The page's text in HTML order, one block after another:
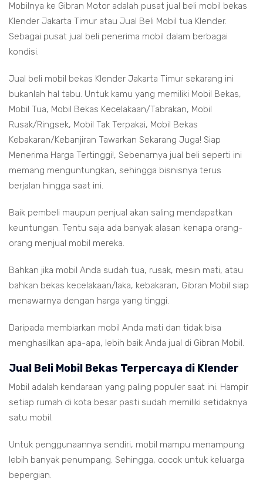
Mobilnya ke Gibran Motor adalah pusat jual beli mobil bekas
Klender Jakarta Timur atau Jual Beli Mobil tua Klender.
Sebagai pusat jual beli penerima mobil dalam berbagai
kondisi.
Jual beli mobil bekas Klender Jakarta Timur sekarang ini
bukanlah hal tabu. Untuk kamu yang memiliki Mobil Bekas,
Mobil Tua, Mobil Bekas Kecelakaan/Tabrakan, Mobil
Rusak/Ringsek, Mobil Tak Terpakai, Mobil Bekas
Kebakaran/Kebanjiran Tawarkan Sekarang Juga! Siap
Menerima Harga Tertinggi!, Sebenarnya jual beli seperti ini
memang menguntungkan, sehingga bisnisnya terus
berjalan hingga saat ini.
Baik pembeli maupun penjual akan saling mendapatkan
keuntungan. Tentu saja ada banyak alasan kenapa orang-
orang menjual mobil mereka.
Bahkan jika mobil Anda sudah tua, rusak, mesin mati, atau
bahkan bekas kecelakaan/laka, kebakaran, Gibran Mobil siap
menawarnya dengan harga yang tinggi.
Daripada membiarkan mobil Anda mati dan tidak bisa
menghasilkan apa-apa, lebih baik Anda jual di Gibran Mobil.
Jual Beli Mobil Bekas Terpercaya di Klender
Mobil adalah kendaraan yang paling populer saat ini. Hampir
setiap rumah di kota besar pasti sudah memiliki setidaknya
satu mobil.
Untuk penggunaannya sendiri, mobil mampu menampung
lebih banyak penumpang. Sehingga, cocok untuk keluarga
bepergian.